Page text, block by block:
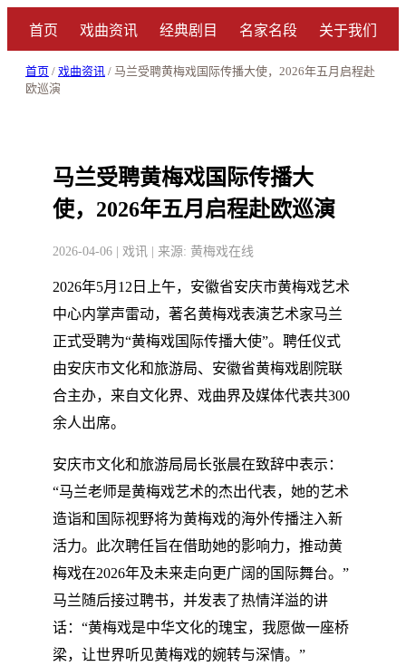
首页 戏曲资讯 经典剧目 名家名段 关于我们
首页 / 戏曲资讯 / 马兰受聘黄梅戏国际传播大使，2026年五月启程赴
欧巡演
马兰受聘黄梅戏国际传播大
使，2026年五月启程赴欧巡演
2026-04-06 | 戏讯 | 来源: 黄梅戏在线
2026年5月12日上午，安徽省安庆市黄梅戏艺术
中心内掌声雷动，著名黄梅戏表演艺术家马兰
正式受聘为“黄梅戏国际传播大使”。聘任仪式
由安庆市文化和旅游局、安徽省黄梅戏剧院联
合主办，来自文化界、戏曲界及媒体代表共300
余人出席。
安庆市文化和旅游局局长张晨在致辞中表示：
“马兰老师是黄梅戏艺术的杰出代表，她的艺术
造诣和国际视野将为黄梅戏的海外传播注入新
活力。此次聘任旨在借助她的影响力，推动黄
梅戏在2026年及未来走向更广阔的国际舞台。”
马兰随后接过聘书，并发表了热情洋溢的讲
话：“黄梅戏是中华文化的瑰宝，我愿做一座桥
梁，让世界听见黄梅戏的婉转与深情。”